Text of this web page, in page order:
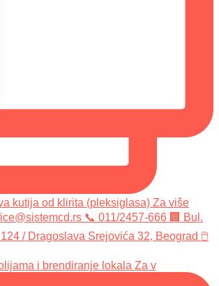
i brendiranje lokala Za v